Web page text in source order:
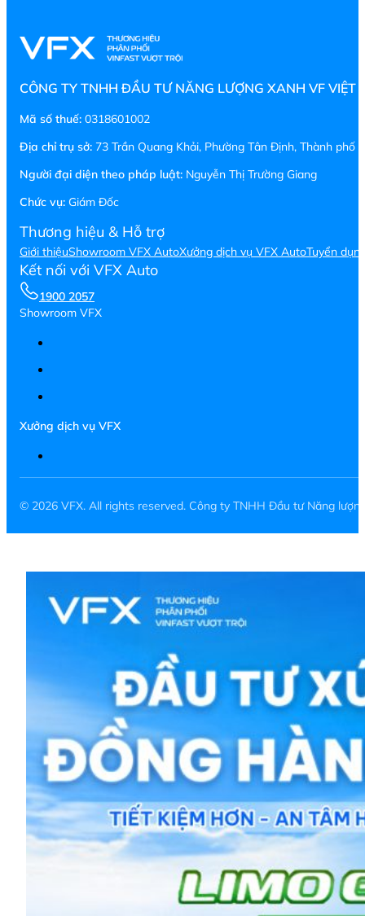
CÔNG TY TNHH ĐẦU TƯ NĂNG LƯỢNG XANH VF VIỆT
Mã số thuế: 0318601002
Địa chỉ trụ sở: 73 Trần Quang Khải, Phường Tân Định, Thành phố
Người đại diện theo pháp luật: Nguyễn Thị Trường Giang
Chức vụ: Giám Đốc
Thương hiệu & Hỗ trợ
Giới thiệuShowroom VFX AutoXưởng dịch vụ VFX AutoTuyển
Kết nối với VFX Auto
1900 2057
Showroom VFX
Xưởng dịch vụ VFX
© 2026 VFX. All rights reserved. Công ty TNHH Đầu tư Năng